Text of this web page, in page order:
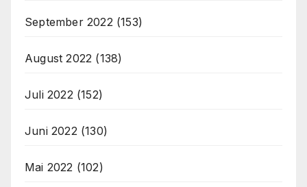
September 2022 (153)
August 2022 (138)
Juli 2022 (152)
Juni 2022 (130)
Mai 2022 (102)